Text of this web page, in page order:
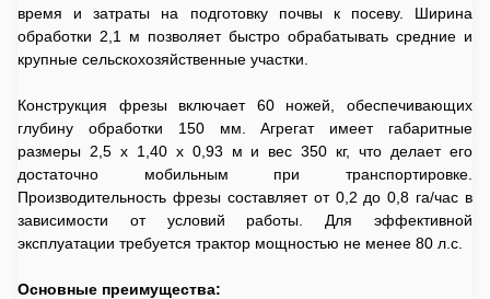
время и затраты на подготовку почвы к посеву. Ширина
обработки 2,1 м позволяет быстро обрабатывать средние и
крупные сельскохозяйственные участки.
Конструкция фрезы включает 60 ножей, обеспечивающих
глубину обработки 150 мм. Агрегат имеет габаритные
размеры 2,5 х 1,40 х 0,93 м и вес 350 кг, что делает его
достаточно мобильным при транспортировке.
Производительность фрезы составляет от 0,2 до 0,8 га/час в
зависимости от условий работы. Для эффективной
эксплуатации требуется трактор мощностью не менее 80 л.с.
Основные преимущества: